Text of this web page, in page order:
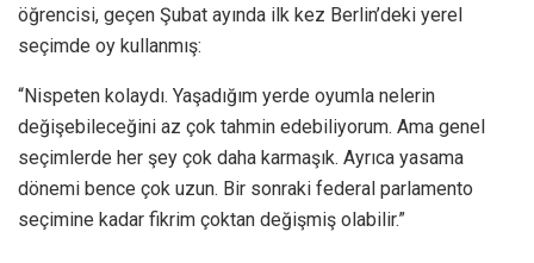
öğrencisi, geçen Şubat ayında ilk kez Berlin’deki yerel
seçimde oy kullanmış:
“Nispeten kolaydı. Yaşadığım yerde oyumla nelerin
değişebileceğini az çok tahmin edebiliyorum. Ama genel
seçimlerde her şey çok daha karmaşık. Ayrıca yasama
dönemi bence çok uzun. Bir sonraki federal parlamento
seçimine kadar fikrim çoktan değişmiş olabilir.”